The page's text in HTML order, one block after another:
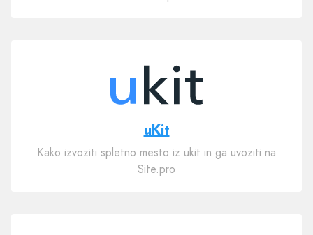
uKit
Kako izvoziti spletno mesto iz ukit in ga uvoziti na
Site.pro